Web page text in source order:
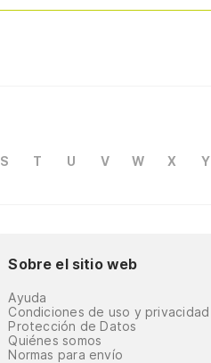
S T U V W X Y
Sobre el sitio web
Ayuda
Condiciones de uso y privacidad
Protección de Datos
Quiénes somos
Normas para envío